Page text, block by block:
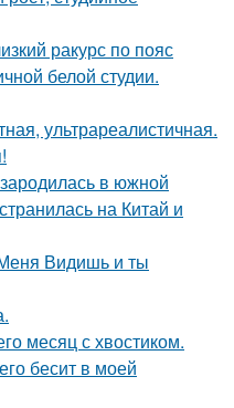
ракурс по пояс
белой студии.
ультрареалистичная.
в южной
на Китай и
Видишь и ты
месяц с хвостиком.
бесит в моей